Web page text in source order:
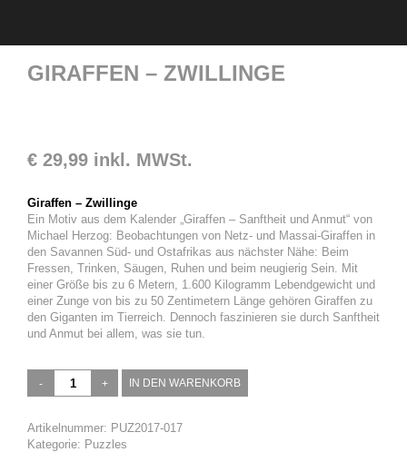
GIRAFFEN – ZWILLINGE
€ 29,99 inkl. MWSt.
Giraffen – Zwillinge
Ein Motiv aus dem Kalender „Giraffen – Sanftheit und Anmut“ von
Michael Herzog: Beobachtungen von Netz- und Massai-Giraffen in
den Savannen Süd- und Ostafrikas aus nächster Nähe: Beim
Fressen, Trinken, Säugen, Ruhen und beim neugierig Sein. Mit
einer Größe bis zu 6 Metern, 1.600 Kilogramm Lebendgewicht und
einer Zunge von bis zu 50 Zentimetern Länge gehören Giraffen zu
den Giganten im Tierreich. Dennoch faszinieren sie durch Sanftheit
und Anmut bei allem, was sie tun.
-
Menge
IN DEN WARENKORB
Artikelnummer: PUZ2017-017
Kategorie: Puzzles